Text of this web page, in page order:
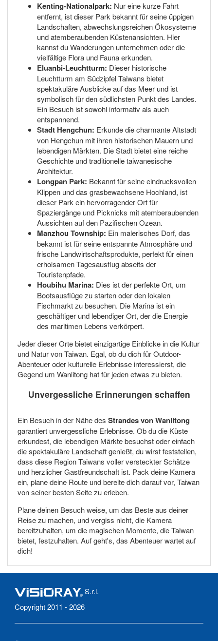
Kenting-Nationalpark: Nur eine kurze Fahrt
entfernt, ist dieser Park bekannt für seine üppigen
Landschaften, abwechslungsreichen Ökosysteme
und atemberaubenden Küstenansichten. Hier
kannst du Wanderungen unternehmen oder die
vielfältige Flora und Fauna erkunden.
Eluanbi-Leuchtturm: Dieser historische
Leuchtturm am Südzipfel Taiwans bietet
spektakuläre Ausblicke auf das Meer und ist
symbolisch für den südlichsten Punkt des Landes.
Ein Besuch ist sowohl informativ als auch
entspannend.
Stadt Hengchun: Erkunde die charmante Altstadt
von Hengchun mit ihren historischen Mauern und
lebendigen Märkten. Die Stadt bietet eine reiche
Geschichte und traditionelle taiwanesische
Architektur.
Longpan Park: Bekannt für seine eindrucksvollen
Klippen und das grasbewachsene Hochland, ist
dieser Park ein hervorragender Ort für
Spaziergänge und Picknicks mit atemberaubenden
Aussichten auf den Pazifischen Ozean.
Manzhou Township: Ein malerisches Dorf, das
bekannt ist für seine entspannte Atmosphäre und
frische Landwirtschaftsprodukte, perfekt für einen
erholsamen Tagesausflug abseits der
Touristenpfade.
Houbihu Marina: Dies ist der perfekte Ort, um
Bootsausflüge zu starten oder den lokalen
Fischmarkt zu besuchen. Die Marina ist ein
geschäftiger und lebendiger Ort, der die Energie
des maritimen Lebens verkörpert.
Jeder dieser Orte bietet einzigartige Einblicke in die Kultur
und Natur von Taiwan. Egal, ob du dich für Outdoor-
Abenteuer oder kulturelle Erlebnisse interessierst, die
Gegend um Wanlitong hat für jeden etwas zu bieten.
Unvergessliche Erinnerungen schaffen
Ein Besuch in der Nähe des Strandes von Wanlitong
garantiert unvergessliche Erlebnisse. Ob du die Küste
erkundest, die lebendigen Märkte besuchst oder einfach
die spektakuläre Landschaft genießt, du wirst feststellen,
dass diese Region Taiwans voller versteckter Schätze
und herzlicher Gastfreundschaft ist. Pack deine Kamera
ein, plane deine Route und bereite dich darauf vor, Taiwan
von seiner besten Seite zu erleben.
Plane deinen Besuch weise, um das Beste aus deiner
Reise zu machen, und vergiss nicht, die Kamera
bereitzuhalten, um die magischen Momente, die Taiwan
bietet, festzuhalten. Auf geht's, das Abenteuer wartet auf
dich!
S.r.l.
Copyright 2011 - 2026